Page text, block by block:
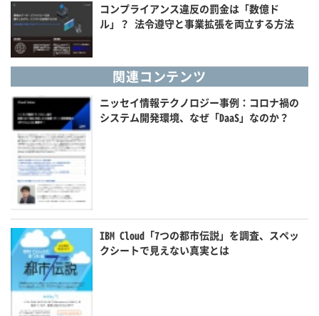
コンプライアンス違反の罰金は「数億ド
ル」？ 法令遵守と事業拡張を両立する方法
関連コンテンツ
ニッセイ情報テクノロジー事例：コロナ禍の
システム開発環境、なぜ「DaaS」なのか？
IBM Cloud「7つの都市伝説」を調査、スペッ
クシートで見えない真実とは